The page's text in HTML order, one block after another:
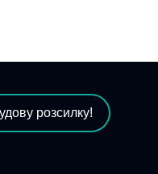
розсилку!